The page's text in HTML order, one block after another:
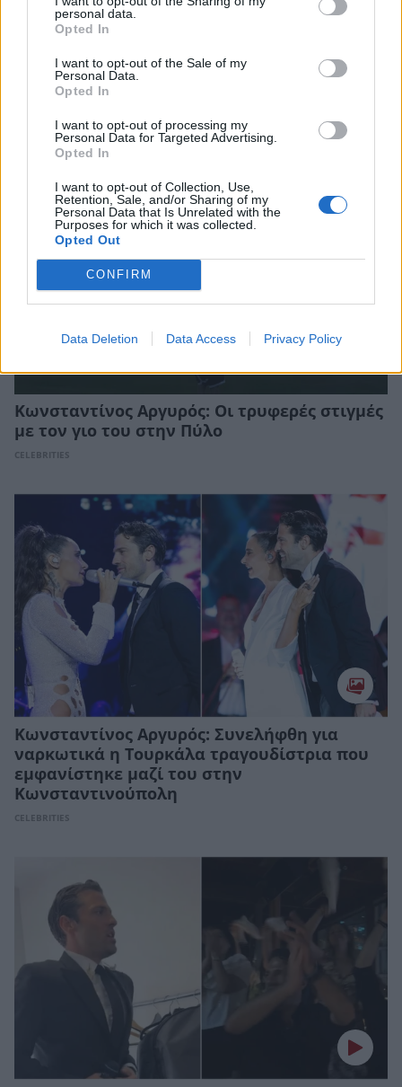
personal data.
Opted In
I want to opt-out of the Sale of my
Personal Data.
Opted In
I want to opt-out of processing my
Personal Data for Targeted Advertising.
Opted In
I want to opt-out of Collection, Use,
Retention, Sale, and/or Sharing of my
Personal Data that Is Unrelated with the
Purposes for which it was collected.
Opted Out
CONFIRM
Data Deletion Data Access Privacy Policy
Το dinner party που έγινε ελληνικό γλέντι:
Κωνσταντίνος Αργυρός, Καλομοίρα και
CELEBRITIES
Κωνσταντίνος Αργυρός: Οι τρυφερές στιγμές
με τον γιο του στην Πύλο
CELEBRITIES
Κωνσταντίνος Αργυρός: Συνελήφθη για
ναρκωτικά η Τουρκάλα τραγουδίστρια που
εμφανίστηκε μαζί του στην
Κωνσταντινούπολη
CELEBRITIES